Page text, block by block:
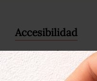
Accesibilidad
a ayudar a